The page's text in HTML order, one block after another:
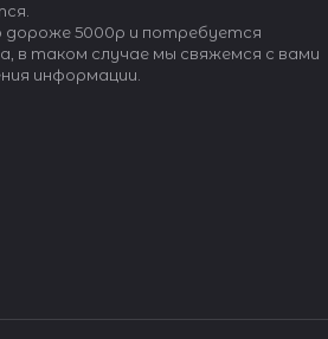
дороже 5000р и потребуется
в таком случае мы свяжемся с вами
информации.